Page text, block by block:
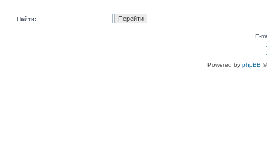
Найти:
E-
Powered by phpBB